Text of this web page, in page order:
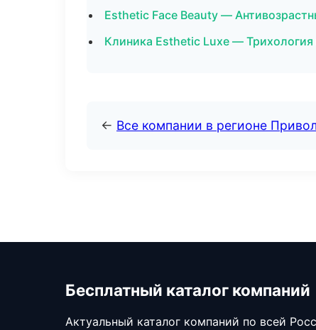
Esthetic Face Beauty —
Клиника Esthetic Luxe — Трихология
← Все компании в регионе
Бесплатный каталог компаний
Актуальный каталог компаний по всей